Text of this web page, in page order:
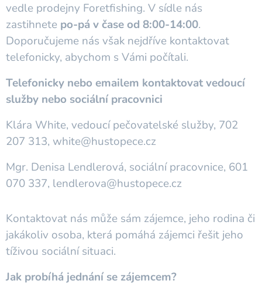
vedle prodejny Foretfishing. V sídle nás
zastihnete po-pá v čase od 8:00-14:00.
Doporučujeme nás však nejdříve kontaktovat
telefonicky, abychom s Vámi počítali.
Telefonicky nebo emailem kontaktovat vedoucí
služby nebo sociální pracovnici
Klára White, vedoucí pečovatelské služby, 702
207 313, white@hustopece.cz
Mgr. Denisa Lendlerová, sociální pracovnice, 601
070 337, lendlerova@hustopece.cz
Kontaktovat nás může sám zájemce, jeho rodina či
jakákoliv osoba, která pomáhá zájemci řešit jeho
tíživou sociální situaci.
Jak probíhá jednání se zájemcem?